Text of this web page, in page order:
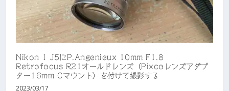
Nikon 1 J5にP.Angenieux 10mm F1.8
Retrofocus R21オールドレンズ（Pixcoレンズアダプ
ター16mm Cマウント）を付けて撮影する
2023/03/17